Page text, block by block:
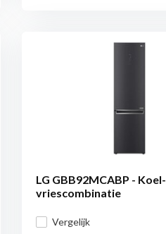
LG GBB92MCABP - Koel-
vriescombinatie
Vergelijk